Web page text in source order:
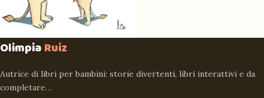
OlimpiaRuiz
Autrice di libri per bambini: storie divertenti, libri interattivi e da
completare…